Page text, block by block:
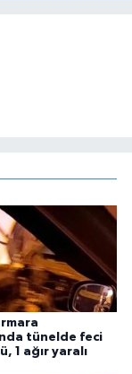
tünelde feci
1 ağır yaralı